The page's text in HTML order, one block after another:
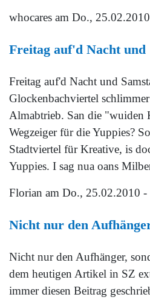
whocares am Do.,
Freitag auf'd Nacht und
Freitag auf'd Nacht und
Glockenbachviertel
Almabtrieb. San die "wuiden
Wegzeiger für die Yuppies?
Stadtviertel für Kreative, is
Yuppies. I sag nua oans
Florian am Do., 25.02.2010 -
Nicht nur den
Nicht nur den Aufhänger,
dem heutigen Artikel in SZ
immer diesen Beitrag